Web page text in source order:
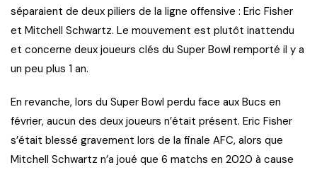
séparaient de deux piliers de la ligne offensive : Eric Fisher
et Mitchell Schwartz. Le mouvement est plutôt inattendu
et concerne deux joueurs clés du Super Bowl remporté il y a
un peu plus 1 an.
En revanche, lors du Super Bowl perdu face aux Bucs en
février, aucun des deux joueurs n’était présent. Eric Fisher
s’était blessé gravement lors de la finale AFC, alors que
Mitchell Schwartz n’a joué que 6 matchs en 2020 à cause